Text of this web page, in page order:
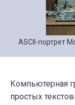
ASCII-портрет
Компьютерная
простых